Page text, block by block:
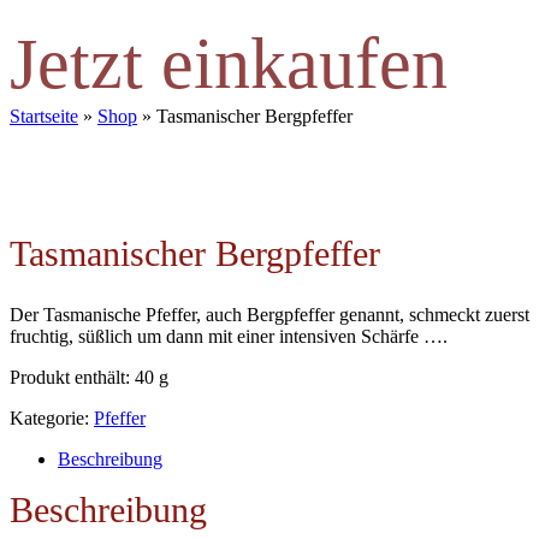
Jetzt einkaufen
Startseite » Shop » Tasmanischer Bergpfeffer
Tasmanischer Bergpfeffer
Der Tasmanische Pfeffer, auch Bergpfeffer genannt, schmeckt zuerst
fruchtig, süßlich um dann mit einer intensiven Schärfe ….
Produkt enthält: 40 g
Kategorie: Pfeffer
Beschreibung
Beschreibung